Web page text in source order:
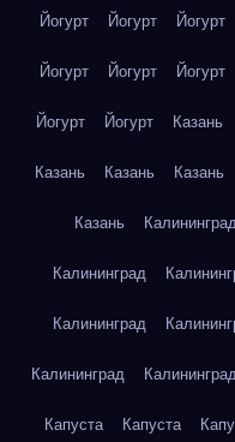
Йогурт Йогурт Йогурт
Йогурт Йогурт Йогурт
Йогурт Йогурт Казань
Казань Казань Казань
Казань
Калининград
Калининград
Калининград
Капуста Капуста